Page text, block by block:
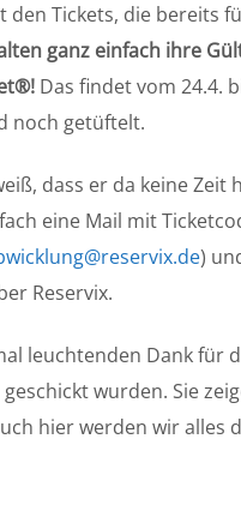
den Tickets, die bereits
ganz einfach ihre
Das findet vom 24.4.
noch getüftelt.
dass er da keine Zeit
eine Mail mit
)
Reservix.
leuchtenden Dank für
wurden. Sie
hier werden wir alles